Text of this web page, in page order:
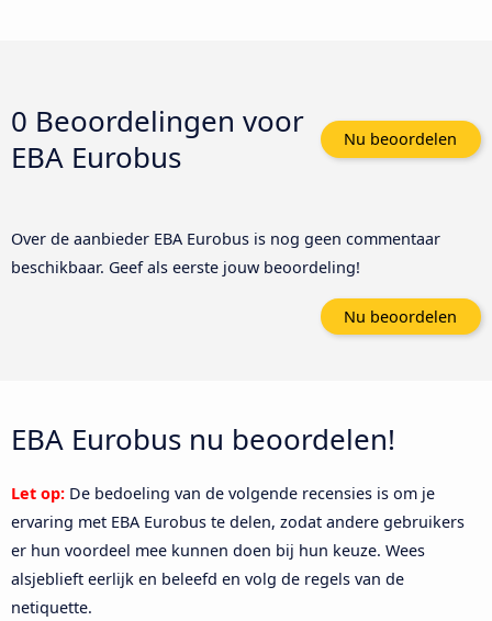
0 Beoordelingen voor
EBA Eurobus
Nu beoordelen
Over de aanbieder EBA Eurobus is nog geen commentaar
beschikbaar. Geef als eerste jouw beoordeling!
Nu beoordelen
EBA Eurobus nu beoordelen!
Let op: De bedoeling van de volgende recensies is om je
ervaring met EBA Eurobus te delen, zodat andere gebruikers
er hun voordeel mee kunnen doen bij hun keuze. Wees
alsjeblieft eerlijk en beleefd en volg de regels van de
netiquette.